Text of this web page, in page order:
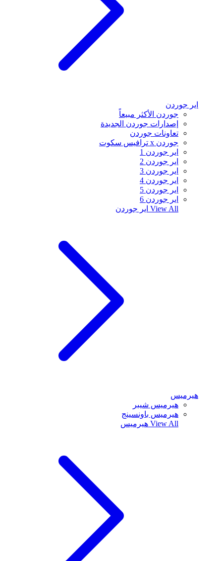
اير جوردن
جوردن الأكثر مبيعاً
إصدارات جوردن الجديدة
تعاونات جوردن
جوردن x ترافيس سكوت
اير جوردن 1
اير جوردن 2
اير جوردن 3
اير جوردن 4
اير جوردن 5
اير جوردن 6
View All اير جوردن
هيرميس
هيرميس شيبر
هيرميس باونسينج
View All هيرميس